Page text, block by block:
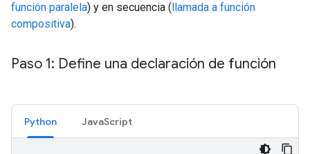
función paralela) y en secuencia ( llamada a función
compositiva).
Paso 1: Define una declaración de función
Python JavaScript